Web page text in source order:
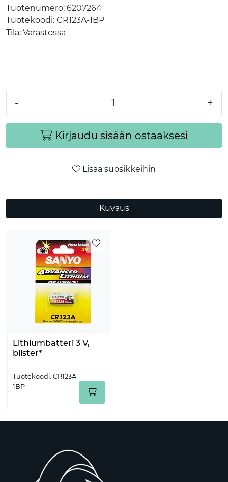
Tuotenumero: 6207264
Tuotekoodi: CR123A-1BP
Tila: Varastossa
- +
Kirjaudu sisään ostaaksesi
Lisää suosikkeihin
Kuvaus
Lithiumbatteri 3 V,
blister*
Tuotekoodi: CR123A-
1BP